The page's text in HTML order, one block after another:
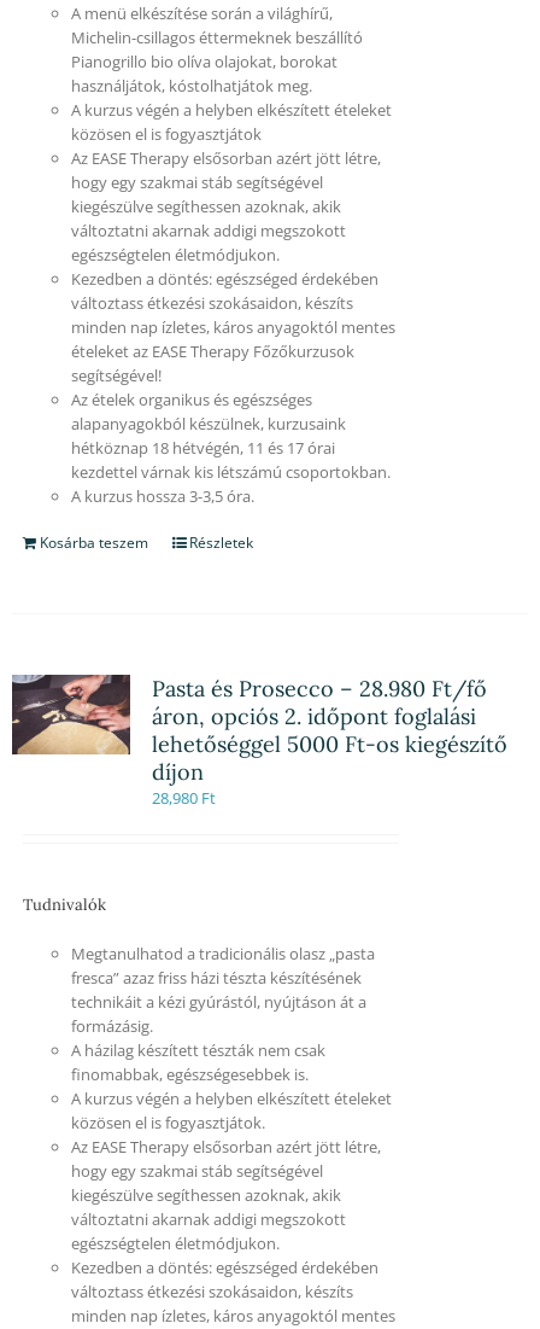
A menü elkészítése során a világhírű,
Michelin-csillagos éttermeknek beszállító
Pianogrillo bio olíva olajokat, borokat
használjátok, kóstolhatjátok meg.
A kurzus végén a helyben elkészített ételeket
közösen el is fogyasztjátok
Az EASE Therapy elsősorban azért jött létre,
hogy egy szakmai stáb segítségével
kiegészülve segíthessen azoknak, akik
változtatni akarnak addigi megszokott
egészségtelen életmódjukon.
Kezedben a döntés: egészséged érdekében
változtass étkezési szokásaidon, készíts
minden nap ízletes, káros anyagoktól mentes
ételeket az EASE Therapy Főzőkurzusok
segítségével!
Az ételek organikus és egészséges
alapanyagokból készülnek, kurzusaink
hétköznap 18 hétvégén, 11 és 17 órai
kezdettel várnak kis létszámú csoportokban.
A kurzus hossza 3-3,5 óra.
Kosárba teszem Részletek
Pasta és Prosecco – 28.980 Ft/fő
áron, opciós 2. időpont foglalási
lehetőséggel 5000 Ft-os kiegészítő
díjon
28,980 Ft
Tudnivalók
Megtanulhatod a tradicionális olasz „pasta
fresca” azaz friss házi tészta készítésének
technikáit a kézi gyúrástól, nyújtáson át a
formázásig.
A házilag készített tészták nem csak
finomabbak, egészségesebbek is.
A kurzus végén a helyben elkészített ételeket
közösen el is fogyasztjátok.
Az EASE Therapy elsősorban azért jött létre,
hogy egy szakmai stáb segítségével
kiegészülve segíthessen azoknak, akik
változtatni akarnak addigi megszokott
egészségtelen életmódjukon.
Kezedben a döntés: egészséged érdekében
változtass étkezési szokásaidon, készíts
minden nap ízletes, káros anyagoktól mentes